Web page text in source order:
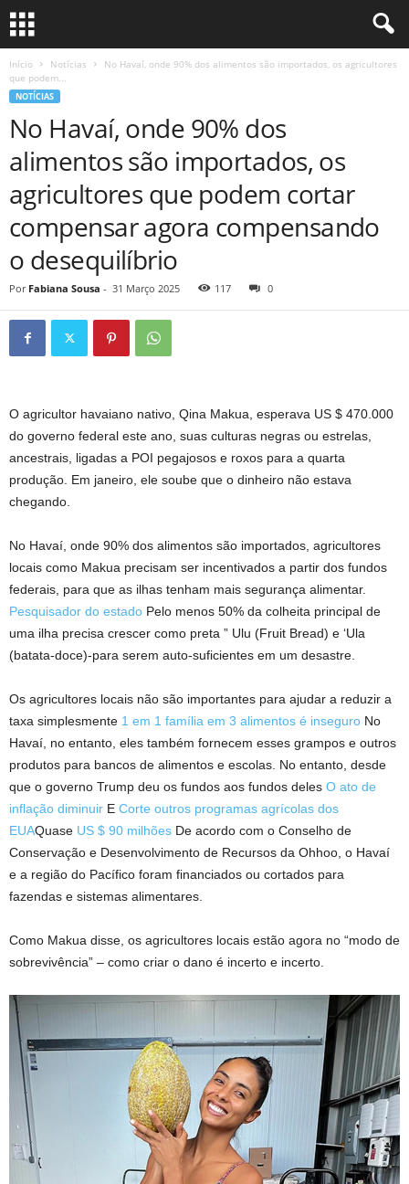
Início Notícias
No Havaí, onde 90% dos alimentos são importados, os agricultores
que podem...
NOTÍCIAS
No Havaí, onde 90% dos
alimentos são importados, os
agricultores que podem cortar
compensar agora compensando
o desequilíbrio
Por Fabiana Sousa - 31 Março 2025 117 0
O agricultor havaiano nativo, Qina Makua, esperava US $ 470.000
do governo federal este ano, suas culturas negras ou estrelas,
ancestrais, ligadas a POI pegajosos e roxos para a quarta
produção. Em janeiro, ele soube que o dinheiro não estava
chegando.
No Havaí, onde 90% dos alimentos são importados, agricultores
locais como Makua precisam ser incentivados a partir dos fundos
federais, para que as ilhas tenham mais segurança alimentar.
Pesquisador do estado Pelo menos 50% da colheita principal de
uma ilha precisa crescer como preta ” Ulu (Fruit Bread) e ‘Ula
(batata-doce)-para serem auto-suficientes em um desastre.
Os agricultores locais não são importantes para ajudar a reduzir a
taxa simplesmente 1 em 1 família em 3 alimentos é inseguro No
Havaí, no entanto, eles também fornecem esses grampos e outros
produtos para bancos de alimentos e escolas. No entanto, desde
que o governo Trump deu os fundos aos fundos deles O ato de
inflação diminuir E Corte outros programas agrícolas dos
EUAQuase US $ 90 milhões De acordo com o Conselho de
Conservação e Desenvolvimento de Recursos da Ohhoo, o Havaí
e a região do Pacífico foram financiados ou cortados para
fazendas e sistemas alimentares.
Como Makua disse, os agricultores locais estão agora no “modo de
sobrevivência” – como criar o dano é incerto e incerto.